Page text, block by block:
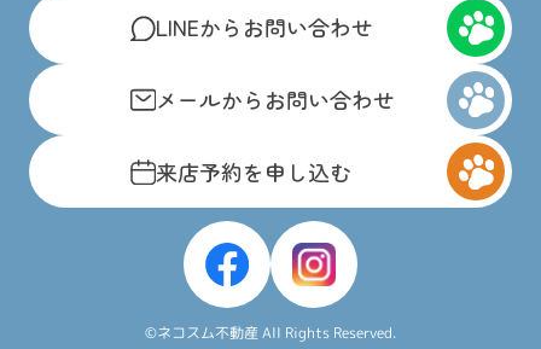
LINEからお問い合わせ
メールからお問い合わせ
来店予約を申し込む
©ネコスム不動産 All Rights Reserved.